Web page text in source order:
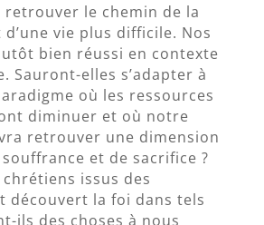
retrouver le chemin de la
vie plus difficile. Nos
bien réussi en contexte
Sauront-elles s’adapter à
où les ressources
diminuer et où notre
retrouver une dimension
et de sacrifice ?
issus des
découvert la foi dans tels
ils des choses à nous